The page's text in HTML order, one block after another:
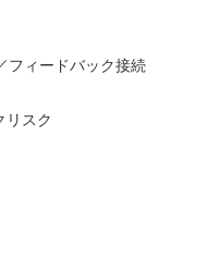
ィードバック接続
スク